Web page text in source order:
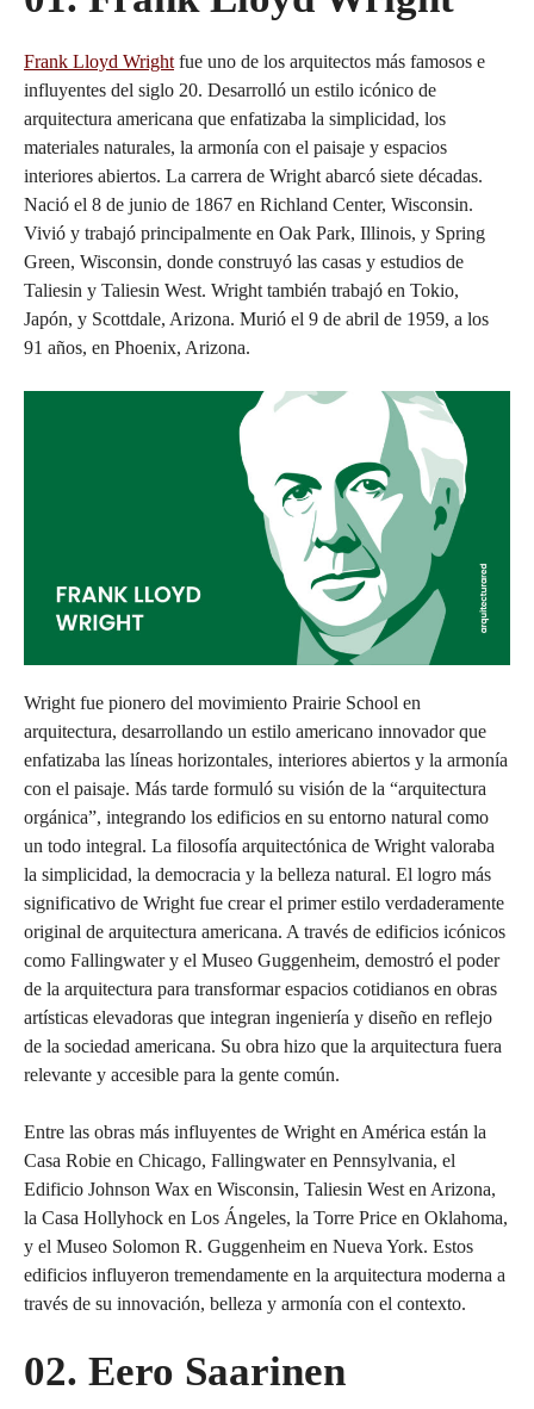
Frank Lloyd Wright fue uno de los arquitectos más famosos e
influyentes del siglo 20. Desarrolló un estilo icónico de
arquitectura americana que enfatizaba la simplicidad, los
materiales naturales, la armonía con el paisaje y espacios
interiores abiertos. La carrera de Wright abarcó siete décadas.
Nació el 8 de junio de 1867 en Richland Center, Wisconsin.
Vivió y trabajó principalmente en Oak Park, Illinois, y Spring
Green, Wisconsin, donde construyó las casas y estudios de
Taliesin y Taliesin West. Wright también trabajó en Tokio,
Japón, y Scottdale, Arizona. Murió el 9 de abril de 1959, a los
91 años, en Phoenix, Arizona.
Wright fue pionero del movimiento Prairie School en
arquitectura, desarrollando un estilo americano innovador que
enfatizaba las líneas horizontales, interiores abiertos y la armonía
con el paisaje. Más tarde formuló su visión de la “arquitectura
orgánica”, integrando los edificios en su entorno natural como
un todo integral. La filosofía arquitectónica de Wright valoraba
la simplicidad, la democracia y la belleza natural. El logro más
significativo de Wright fue crear el primer estilo verdaderamente
original de arquitectura americana. A través de edificios icónicos
como Fallingwater y el Museo Guggenheim, demostró el poder
de la arquitectura para transformar espacios cotidianos en obras
artísticas elevadoras que integran ingeniería y diseño en reflejo
de la sociedad americana. Su obra hizo que la arquitectura fuera
relevante y accesible para la gente común.
Entre las obras más influyentes de Wright en América están la
Casa Robie en Chicago, Fallingwater en Pennsylvania, el
Edificio Johnson Wax en Wisconsin, Taliesin West en Arizona,
la Casa Hollyhock en Los Ángeles, la Torre Price en Oklahoma,
y el Museo Solomon R. Guggenheim en Nueva York. Estos
edificios influyeron tremendamente en la arquitectura moderna a
través de su innovación, belleza y armonía con el contexto.
02. Eero Saarinen